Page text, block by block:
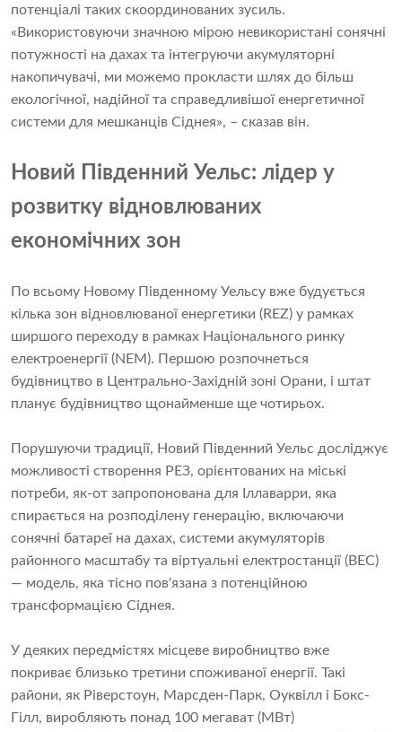
потенціалі таких скоординованих зусиль.
«Використовуючи значною мірою невикористані сонячні
потужності на дахах та інтегруючи акумуляторні
накопичувачі, ми можемо прокласти шлях до більш
екологічної, надійної та справедливішої енергетичної
системи для мешканців Сіднея», – сказав він.
Новий Південний Уельс: лідер у
розвитку відновлюваних
економічних зон
По всьому Новому Південному Уельсу вже будується
кілька зон відновлюваної енергетики (REZ) у рамках
ширшого переходу в рамках Національного ринку
електроенергії (NEM). Першою розпочнеться
будівництво в Центрально-Західній зоні Орани, і штат
планує будівництво щонайменше ще чотирьох.
Порушуючи традиції, Новий Південний Уельс досліджує
можливості створення РЕЗ, орієнтованих на міські
потреби, як-от запропонована для Іллаварри, яка
спирається на розподілену генерацію, включаючи
сонячні батареї на дахах, системи акумуляторів
районного масштабу та віртуальні електростанції (ВЕС)
— модель, яка тісно пов'язана з потенційною
трансформацією Сіднея.
У деяких передмістях місцеве виробництво вже
покриває близько третини споживаної енергії. Такі
райони, як Ріверстоун, Марсден-Парк, Оуквілл і Бокс-
Гілл, виробляють понад 100 мегават (МВт)